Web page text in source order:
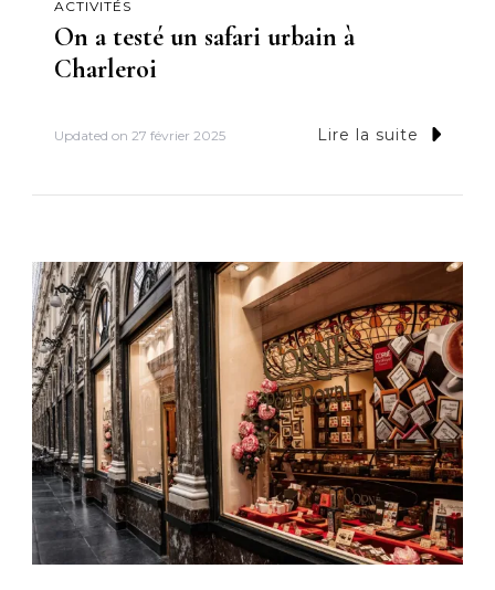
ACTIVITÉS
On a testé un safari urbain à
Charleroi
Updated on 27 février 2025 Lire la suite